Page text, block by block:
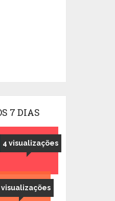
7 DIAS
4 visualizações
visualizações